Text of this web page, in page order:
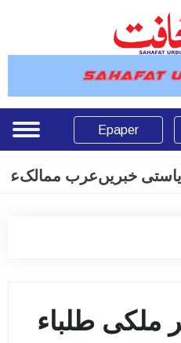
Epaper
خبریںعرب ممالک
ملکی طلباء